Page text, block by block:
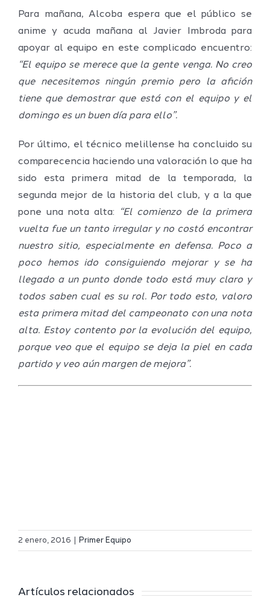
Para mañana, Alcoba espera que el público se
anime y acuda mañana al Javier Imbroda para
apoyar al equipo en este complicado encuentro:
“El equipo se merece que la gente venga. No creo
que necesitemos ningún premio pero la afición
tiene que demostrar que está con el equipo y el
domingo es un buen día para ello”.
Por último, el técnico melillense ha concluido su
comparecencia haciendo una valoración lo que ha
sido esta primera mitad de la temporada, la
segunda mejor de la historia del club, y a la que
pone una nota alta: “El comienzo de la primera
vuelta fue un tanto irregular y no costó encontrar
nuestro sitio, especialmente en defensa. Poco a
poco hemos ido consiguiendo mejorar y se ha
llegado a un punto donde todo está muy claro y
todos saben cual es su rol. Por todo esto, valoro
esta primera mitad del campeonato con una nota
alta. Estoy contento por la evolución del equipo,
porque veo que el equipo se deja la piel en cada
partido y veo aún margen de mejora”.
2 enero, 2016 Primer Equipo
Artículos relacionados
El Melilla
del